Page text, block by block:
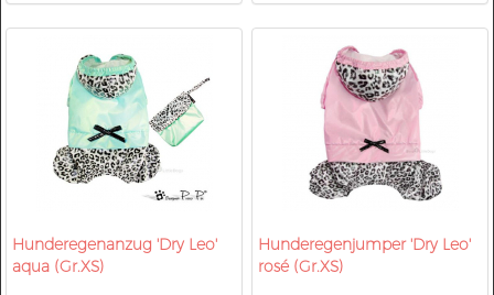
Hunderegenanzug 'Dry Leo'
aqua (Gr.XS)
Hunderegenjumper 'Dry Leo'
rosé (Gr.XS)